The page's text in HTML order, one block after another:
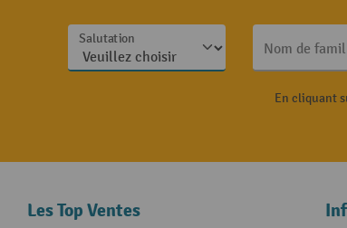
Salutation
Nom de
En cliquant
Les Top Ventes